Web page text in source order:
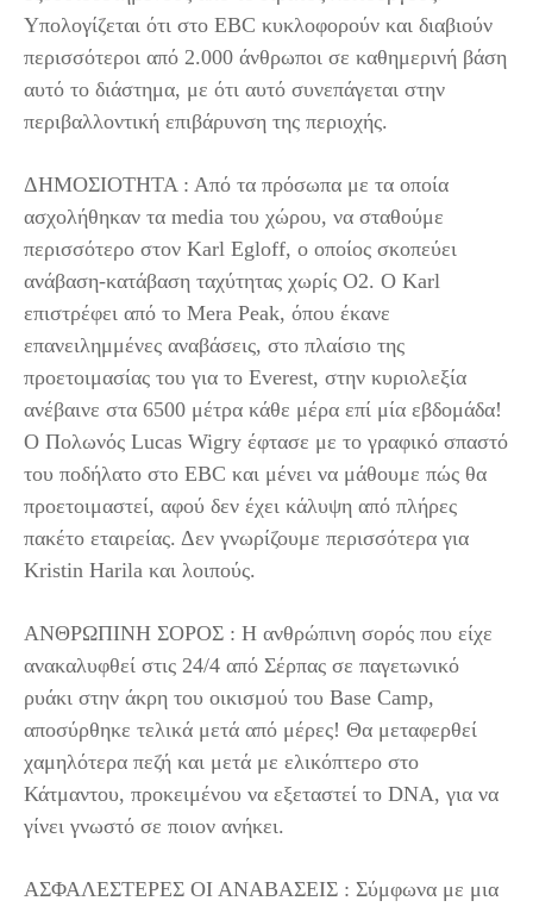
Υπολογίζεται ότι στο EBC κυκλοφορούν και διαβιούν
περισσότεροι από 2.000 άνθρωποι σε καθημερινή βάση
αυτό το διάστημα, με ότι αυτό συνεπάγεται στην
περιβαλλοντική επιβάρυνση της περιοχής.
ΔΗΜΟΣΙΟΤΗΤΑ : Από τα πρόσωπα με τα οποία
ασχολήθηκαν τα media του χώρου, να σταθούμε
περισσότερο στον Karl Egloff, ο οποίος σκοπεύει
ανάβαση-κατάβαση ταχύτητας χωρίς Ο2. Ο Karl
επιστρέφει από το Mera Peak, όπου έκανε
επανειλημμένες αναβάσεις, στο πλαίσιο της
προετοιμασίας του για το Everest, στην κυριολεξία
ανέβαινε στα 6500 μέτρα κάθε μέρα επί μία εβδομάδα!
Ο Πολωνός Lucas Wigry έφτασε με το γραφικό σπαστό
του ποδήλατο στο EBC και μένει να μάθουμε πώς θα
προετοιμαστεί, αφού δεν έχει κάλυψη από πλήρες
πακέτο εταιρείας. Δεν γνωρίζουμε περισσότερα για
Kristin Harila και λοιπούς.
ΑΝΘΡΩΠΙΝΗ ΣΟΡΟΣ : Η ανθρώπινη σορός που είχε
ανακαλυφθεί στις 24/4 από Σέρπας σε παγετωνικό
ρυάκι στην άκρη του οικισμού του Base Camp,
αποσύρθηκε τελικά μετά από μέρες! Θα μεταφερθεί
χαμηλότερα πεζή και μετά με ελικόπτερο στο
Κάτμαντου, προκειμένου να εξεταστεί το DNA, για να
γίνει γνωστό σε ποιον ανήκει.
ΑΣΦΑΛΕΣΤΕΡΕΣ ΟΙ ΑΝΑΒΑΣΕΙΣ : Σύμφωνα με μια